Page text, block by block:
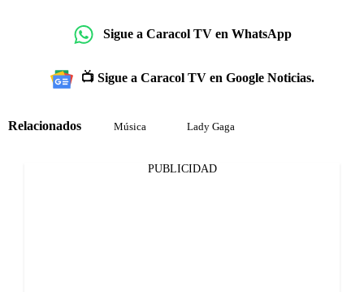
Sigue a Caracol TV en WhatsApp
📺 Sigue a Caracol TV en Google Noticias.
Relacionados Música Lady Gaga
PUBLICIDAD